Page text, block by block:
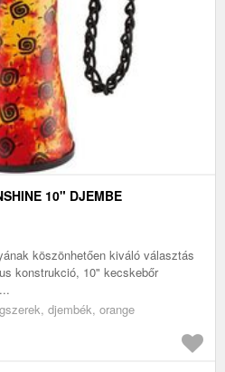
10" DJEMBE
köszönhetően kiváló választás
konstrukció, 10" kecskebőr
djembék, orange